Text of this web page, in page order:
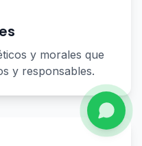
y morales que
y responsables.